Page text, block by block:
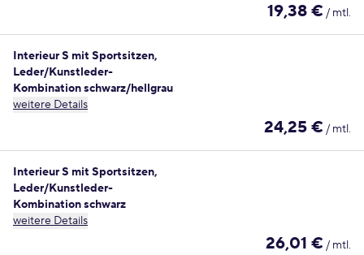
19,38 € / mtl.
Interieur S mit Sportsitzen,
Leder/Kunstleder-
Kombination schwarz/hellgrau
weitere Details
24,25 € / mtl.
Interieur S mit Sportsitzen,
Leder/Kunstleder-
Kombination schwarz
weitere Details
26,01 € / mtl.